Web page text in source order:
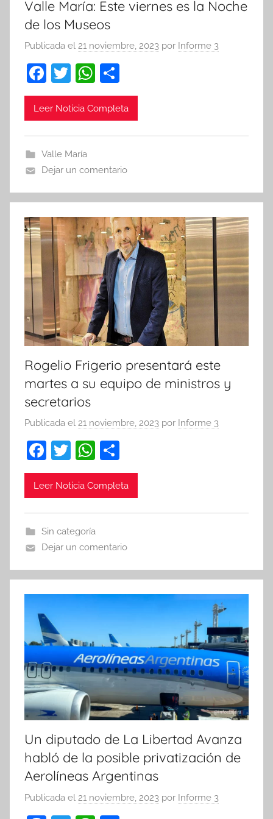
Valle María: Este viernes es la Noche
de los Museos
Publicada el 21 noviembre, 2023 por Informe 3
F
a
c
b
o
o
k
T
w
itt
W
h
at
p
p
o
m
tir
Leer Noticia Completa
Valle María
Dejar un comentario
Rogelio Frigerio presentará este
martes a su equipo de ministros y
secretarios
Publicada el 21 noviembre, 2023 por Informe 3
F
a
c
b
o
o
k
T
w
itt
W
h
at
A
p
p
o
m
tir
Leer Noticia Completa
Sin categoría
Dejar un comentario
Un diputado de La Libertad Avanza
habló de la posible privatización de
Aerolíneas Argentinas
Publicada el 21 noviembre, 2023 por Informe 3